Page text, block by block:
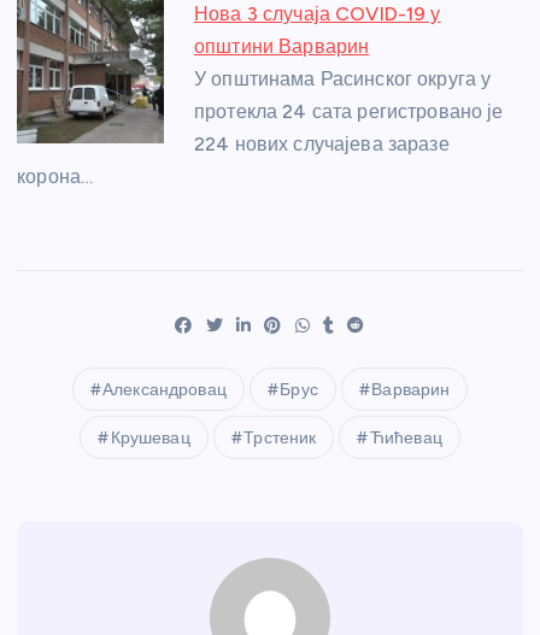
Нова 3 случаја COVID-19 у
општини Варварин
У општинама Расинског округа у
протекла 24 сата регистровано је
224 нових случајева заразе
корона…
Александровац Брус Варварин
Крушевац Трстеник Ћићевац